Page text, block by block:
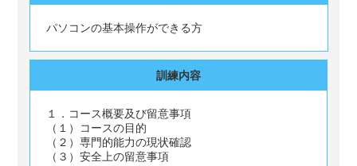
パソコンの基本操作ができる方
訓練内容
１．コース概要及び留意事項
（１）コースの目的
（２）専門的能力の現状確認
（３）安全上の留意事項